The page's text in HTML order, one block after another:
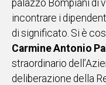
NEL
MONDO
SPORT
EVENTI
STORIE
palazzo Bompiani di
incontrare i
di significato. Si è
Carmine Antonio
straordinario
deliberazione della